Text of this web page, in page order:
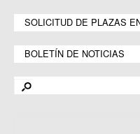
SOLICITUD DE PLAZAS
BOLETÍN DE NOTICIAS